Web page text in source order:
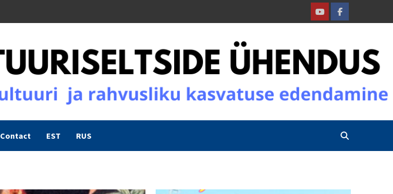
YoutubeFacebook
Contact EST RUS